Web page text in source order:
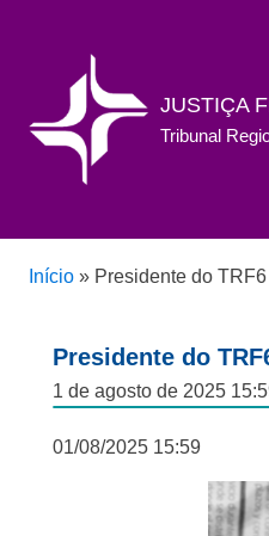
JUSTIÇA
Tribunal
Início » Presidente do
Presidente do
1 de agosto de 2025
01/08/2025 15:59